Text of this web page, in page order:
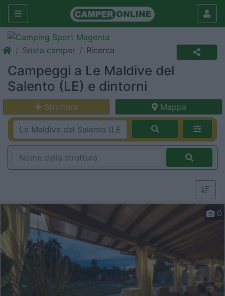
Sosta camper Ricerca
Campeggi a Le Maldive del
Salento (LE) e dintorni
Struttura Mappa
0